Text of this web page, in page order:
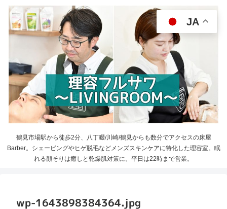
鶴見市場駅から徒歩2分、八丁畷/川崎/鶴見からも数分でアクセスの床屋
Barber。シェービングやヒゲ脱毛などメンズスキンケアに特化した理容室。眠
れる顔そりは癒しと乾燥肌対策に。平日は22時まで営業。
wp-1643898384364.jpg
JA